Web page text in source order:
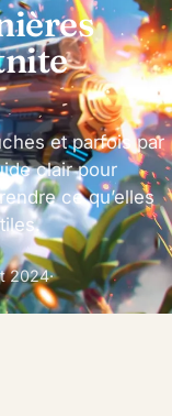
et parfois par
clair pour
ce qu’elles
2024·